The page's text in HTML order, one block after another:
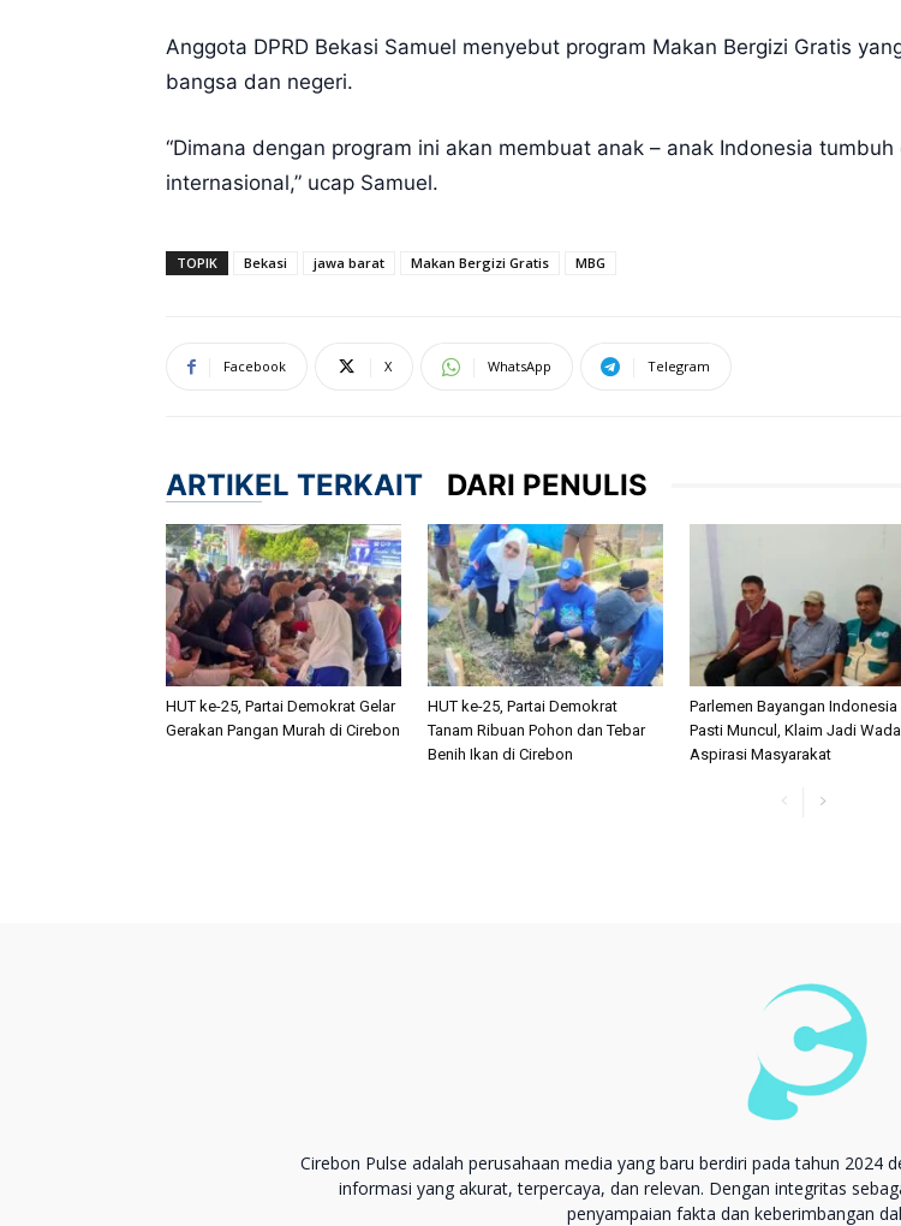
Anggota DPRD Bekasi Samuel menyebut program Makan Bergizi Gratis
bangsa dan negeri.
“Dimana dengan program ini akan membuat anak – anak Indonesia
internasional,” ucap Samuel.
TOPIK Bekasi jawa barat Makan Bergizi Gratis MBG
Facebook X WhatsApp Telegram
ARTIKEL TERKAIT DARI PENULIS
HUT ke-25, Partai Demokrat Gelar
Gerakan Pangan Murah di Cirebon
HUT ke-25, Partai Demokrat
Tanam Ribuan Pohon dan Tebar
Benih Ikan di Cirebon
Parlemen Bayangan Indonesia
Pasti Muncul, Klaim Jadi
Aspirasi Masyarakat
Cirebon Pulse adalah perusahaan media yang baru berdiri pada tahun
informasi yang akurat, terpercaya, dan relevan. Dengan integritas
penyampaian fakta dan keberimbangan